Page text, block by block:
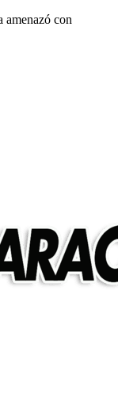
amenazó con